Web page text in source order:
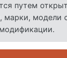
путем
марки, модели